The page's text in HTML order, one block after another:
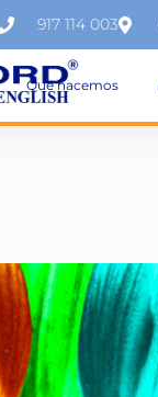
917 114 003
Qué hacemos